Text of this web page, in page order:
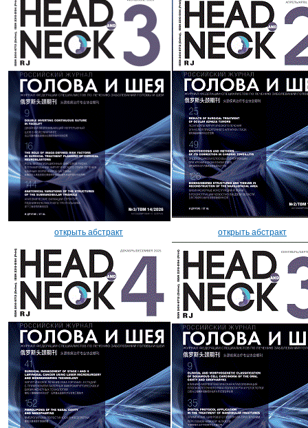
открыть абстракт открыть абстракт